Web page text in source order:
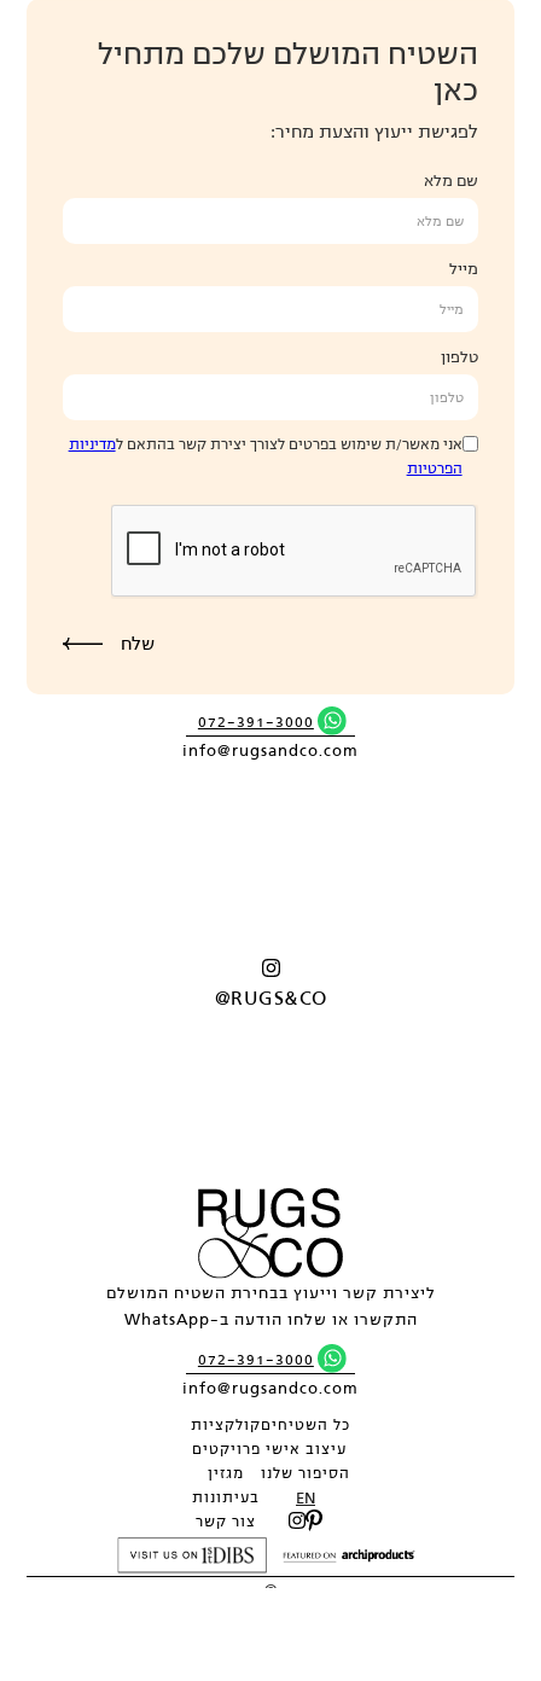
השטיח המושלם שלכם מתחיל
כאן
לפגישת ייעוץ והצעת מחיר:
שם מלא
מייל
טלפון
אני מאשר/ת שימוש בפרטים לצורך יצירת קשר בהתאם למדיניות
הפרטיות
072-391-3000
info@rugsandco.com
@RUGS&CO
ליצירת קשר וייעוץ בבחירת השטיח המושלם
התקשרו או שלחו הודעה ב-WhatsApp
072-391-3000
info@rugsandco.com
כל השטיחים
עיצוב אישי
הסיפור שלנו
EN
קולקציות
פרויקטים
מגזין
בעיתונות
צור קשר
©